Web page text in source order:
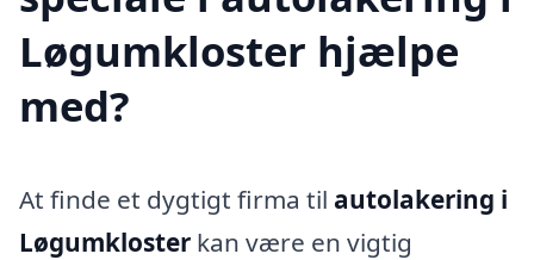
Løgumkloster hjælpe
med?
At finde et dygtigt firma til autolakering i
Løgumkloster kan være en vigtig